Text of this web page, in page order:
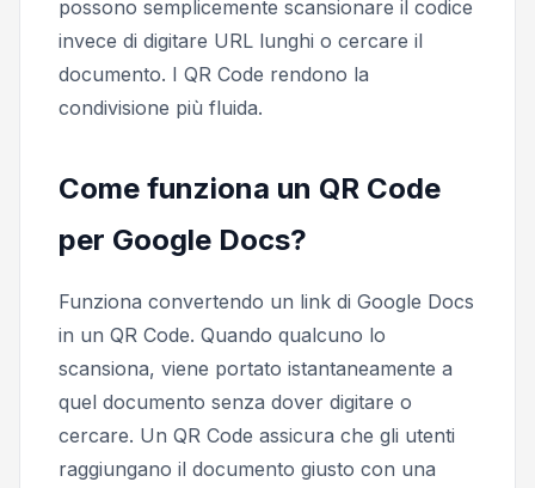
possono semplicemente scansionare il codice
invece di digitare URL lunghi o cercare il
documento. I QR Code rendono la
condivisione più fluida.
Come funziona un QR Code
per Google Docs?
Funziona convertendo un link di Google Docs
in un QR Code. Quando qualcuno lo
scansiona, viene portato istantaneamente a
quel documento senza dover digitare o
cercare. Un QR Code assicura che gli utenti
raggiungano il documento giusto con una